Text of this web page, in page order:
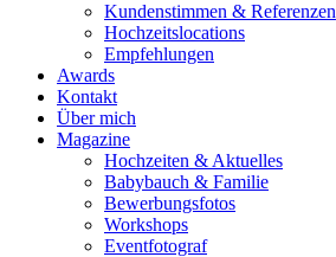
Kundenstimmen & Referenzen
Hochzeitslocations
Empfehlungen
Awards
Kontakt
Über mich
Magazine
Hochzeiten & Aktuelles
Babybauch & Familie
Bewerbungsfotos
Workshops
Eventfotograf